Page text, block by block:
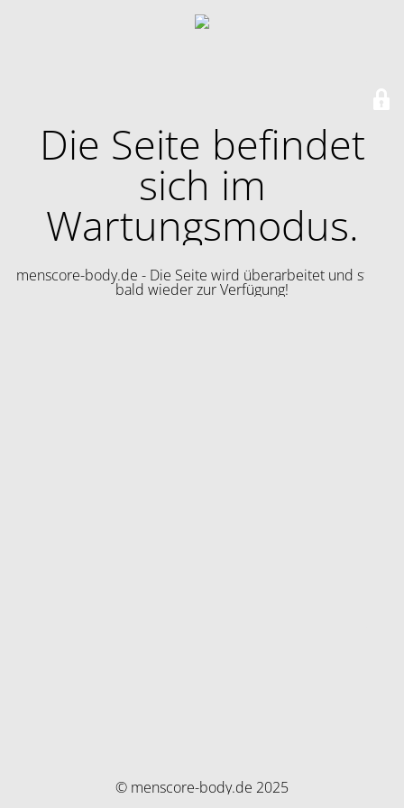
Die Seite befindet
sich im
Wartungsmodus.
menscore-body.de - Die Seite wird überarbeitet und steht
bald wieder zur Verfügung!
© menscore-body.de 2025